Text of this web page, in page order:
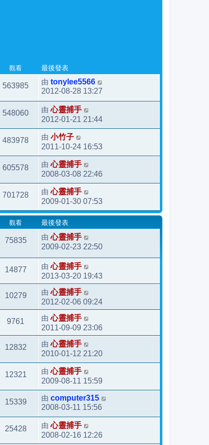
觀看 最後發表
563985 由 tonylee5566
2012-08-28 13:27
548060 由心靈捕手
2012-01-21 21:44
483978 由 小竹子
2011-10-24 16:53
605578 由心靈捕手
2008-03-08 22:46
701728 由心靈捕手
2009-01-30 07:53
觀看 最後發表
75835 由心靈捕手
2009-02-23 22:50
14877 由心靈捕手
2013-03-20 19:43
10279 由心靈捕手
2012-02-06 09:24
9761 由心靈捕手
2011-09-09 23:06
12832 由心靈捕手
2010-01-12 21:20
12321 由心靈捕手
2009-08-11 15:59
15339 由 computer315
2008-03-11 15:56
25428 由心靈捕手
2008-02-16 12:26